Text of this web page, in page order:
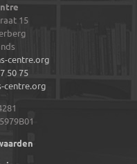
15
centre.org
50 75
centre.org